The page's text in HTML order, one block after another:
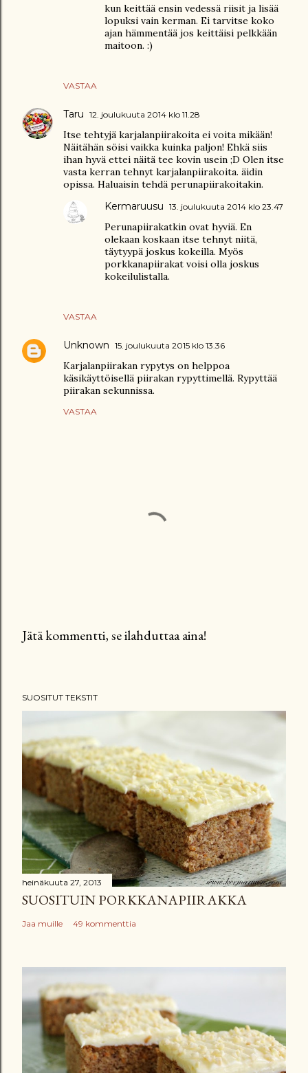
VASTAA
kun keittää ensin vedessä riisit ja lisää
lopuksi vain kerman. Ei tarvitse koko
ajan hämmentää jos keittäisi pelkkään
maitoon. :)
Taru 12. joulukuuta 2014 klo 11.28
Itse tehtyjä karjalanpiirakoita ei voita mikään!
Näitähän söisi vaikka kuinka paljon! Ehkä siis
ihan hyvä ettei näitä tee kovin usein ;D Olen itse
vasta kerran tehnyt karjalanpiirakoita. äidin
opissa. Haluaisin tehdä perunapiirakoitakin.
VASTAA
Kermaruusu 13. joulukuuta 2014 klo 23.47
Perunapiirakatkin ovat hyviä. En
olekaan koskaan itse tehnyt niitä,
täytyypä joskus kokeilla. Myös
porkkanapiirakat voisi olla joskus
kokeilulistalla.
Unknown 15. joulukuuta 2015 klo 13.36
Karjalanpiirakan rypytys on helppoa
käsikäyttöisellä piirakan rypyttimellä. Rypyttää
piirakan sekunnissa.
VASTAA
e
ä
k
m
m
e
n
t
t
i
Jätä kommentti, se ilahduttaa aina!
SUOSITUT TEKSTIT
heinäkuuta 27, 2013
SUOSITUIN PORKKANAPIIRAKKA
Jaa muille 49 kommenttia